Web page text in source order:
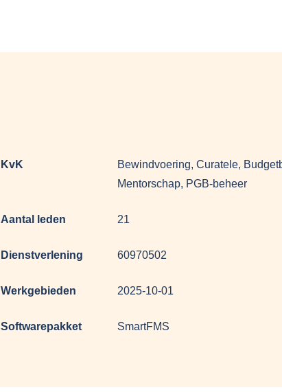
KvK
Bewindvoering, Curatele,
Mentorschap, PGB-beheer
Aantal leden 21
Dienstverlening 60970502
Werkgebieden 2025-10-01
Softwarepakket SmartFMS